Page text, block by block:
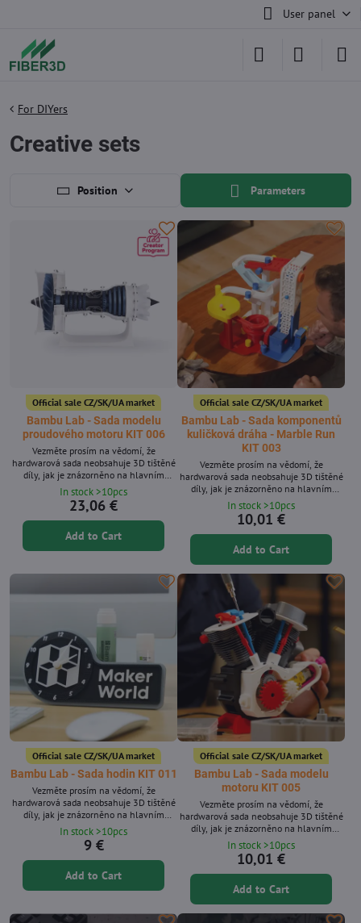
User panel
For DIYers
Creative sets
Position Parameters
Official sale CZ/SK/UA market
Bambu Lab - Sada modelu
proudového motoru KIT 006
Vezměte prosím na vědomí, že
hardwarová sada neobsahuje 3D tištěné
díly, jak je znázorněno na hlavním
obrázku.
In stock >10pcs
23,06 €
Add to Cart
Official sale CZ/SK/UA market
Bambu Lab - Sada komponentů
kuličková dráha - Marble Run
KIT 003
Vezměte prosím na vědomí, že
hardwarová sada neobsahuje 3D tištěné
díly, jak je znázorněno na hlavním
obrázku.
In stock >10pcs
10,01 €
Add to Cart
Official sale CZ/SK/UA market
Bambu Lab - Sada hodin KIT 011
Vezměte prosím na vědomí, že
hardwarová sada neobsahuje 3D tištěné
díly, jak je znázorněno na hlavním
obrázku.
In stock >10pcs
9 €
Add to Cart
Official sale CZ/SK/UA market
Bambu Lab - Sada modelu
motoru KIT 005
Vezměte prosím na vědomí, že
hardwarová sada neobsahuje 3D tištěné
díly, jak je znázorněno na hlavním
obrázku.
In stock >10pcs
10,01 €
Add to Cart